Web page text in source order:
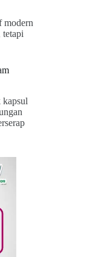
modern
tetapi
kapsul